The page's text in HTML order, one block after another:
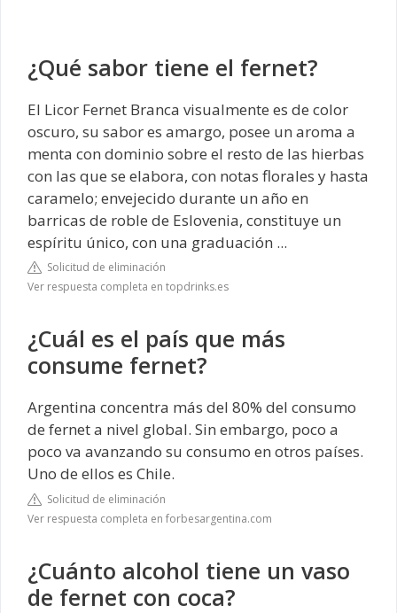
¿Qué sabor tiene el fernet?
El Licor Fernet Branca visualmente es de color
oscuro, su sabor es amargo, posee un aroma a
menta con dominio sobre el resto de las hierbas
con las que se elabora, con notas florales y hasta
caramelo; envejecido durante un año en
barricas de roble de Eslovenia, constituye un
espíritu único, con una graduación ...
Solicitud de eliminación
Ver respuesta completa en topdrinks.es
¿Cuál es el país que más
consume fernet?
Argentina concentra más del 80% del consumo
de fernet a nivel global. Sin embargo, poco a
poco va avanzando su consumo en otros países.
Uno de ellos es Chile.
Solicitud de eliminación
Ver respuesta completa en forbesargentina.com
¿Cuánto alcohol tiene un vaso
de fernet con coca?